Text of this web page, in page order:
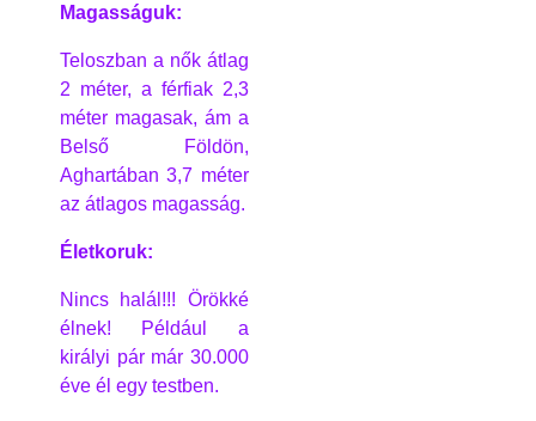
Magasságuk:
Teloszban a nők átlag
2 méter, a férfiak 2,3
méter magasak, ám a
Belső Földön,
Aghartában 3,7 méter
az átlagos magasság.
Életkoruk:
Nincs halál!!! Örökké
élnek! Például a
királyi pár már 30.000
éve él egy testben.